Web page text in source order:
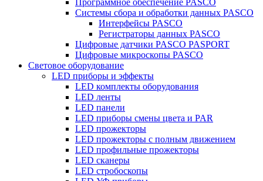
Программное обеспечение PASCO
Системы сбора и обработки данных PASCO
Интерфейсы PASCO
Регистраторы данных PASCO
Цифровые датчики PASCO PASPORT
Цифровые микроскопы PASCO
Световое оборудование
LED приборы и эффекты
LED комплекты оборудования
LED ленты
LED панели
LED приборы смены цвета и PAR
LED прожекторы
LED прожекторы с полным движением
LED профильные прожекторы
LED сканеры
LED стробоскопы